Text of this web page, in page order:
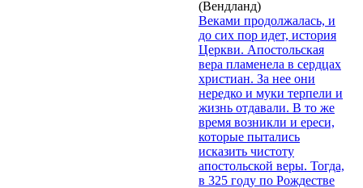
(Вендланд)
Веками продолжалась, и
до сих пор идет, история
Церкви. Апостольская
вера пламенела в сердцах
христиан. За нее они
нередко и муки терпели и
жизнь отдавали. В то же
время возникли и ереси,
которые пытались
исказить чистоту
апостольской веры. Тогда,
в 325 году по Рождестве